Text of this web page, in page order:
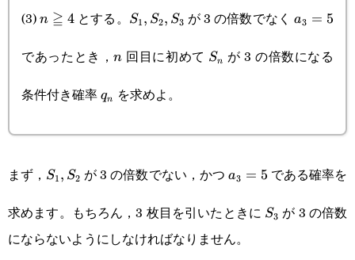
(3) n\geqq4
n ≧ 4とする。 S_1,S_2,S_3
S1 , S2, S3 が 3 の倍数でなくa3 = 5
であったとき，n 回目に初めて S_n
Sn が 3 の倍数になる
条件付き確率 qn を求めよ。
まず， S_1,S_2
S1 , S2 が 3 の倍数でない，かつ a3 = 5 である確率を
求めます。もちろん，3 枚目を引いたときに S_3
S3 が 3 の倍数
にならないようにしなければなりません。